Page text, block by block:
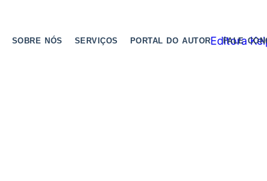
SOBRE NÓS SERVIÇOS PORTAL DO AUTOR FALE